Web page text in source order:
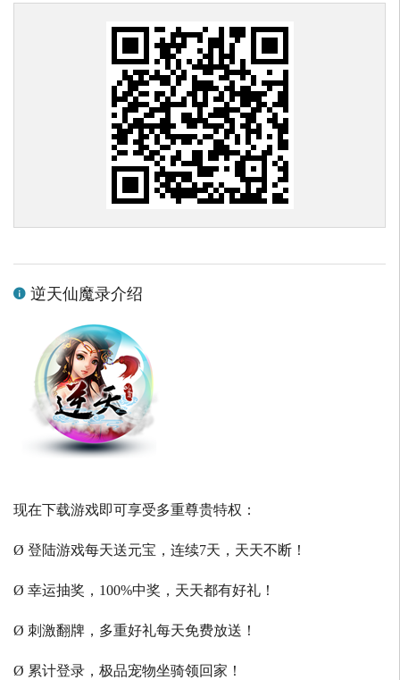
逆天仙魔录介绍
现在下载游戏即可享受多重尊贵特权：
Ø 登陆游戏每天送元宝，连续7天，天天不断！
Ø 幸运抽奖，100%中奖，天天都有好礼！
Ø 刺激翻牌，多重好礼每天免费放送！
Ø 累计登录，极品宠物坐骑领回家！